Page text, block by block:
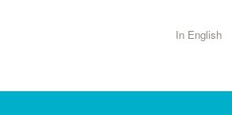
In English